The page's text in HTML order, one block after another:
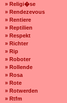
» Religi�se
» Rendezevous
» Rentiere
» Reptilien
» Respekt
» Richter
» Rip
» Roboter
» Rollende
» Rosa
» Rote
» Rotwerden
» Rtfm